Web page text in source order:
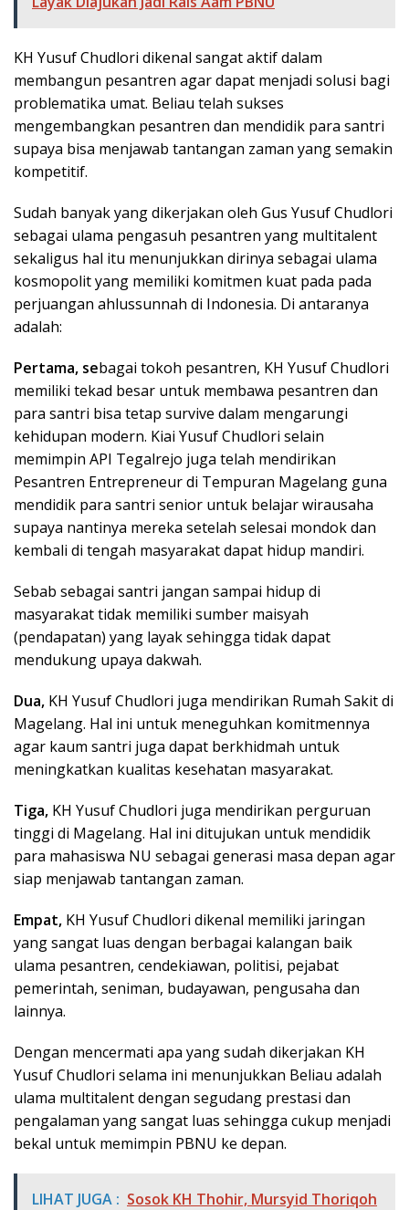
KH Yusuf Chudlori dikenal sangat aktif dalam
membangun pesantren agar dapat menjadi solusi bagi
problematika umat. Beliau telah sukses
mengembangkan pesantren dan mendidik para santri
supaya bisa menjawab tantangan zaman yang semakin
kompetitif.
Sudah banyak yang dikerjakan oleh Gus Yusuf Chudlori
sebagai ulama pengasuh pesantren yang multitalent
sekaligus hal itu menunjukkan dirinya sebagai ulama
kosmopolit yang memiliki komitmen kuat pada pada
perjuangan ahlussunnah di Indonesia. Di antaranya
adalah:
Pertama, sebagai tokoh pesantren, KH Yusuf Chudlori
memiliki tekad besar untuk membawa pesantren dan
para santri bisa tetap survive dalam mengarungi
kehidupan modern. Kiai Yusuf Chudlori selain
memimpin API Tegalrejo juga telah mendirikan
Pesantren Entrepreneur di Tempuran Magelang guna
mendidik para santri senior untuk belajar wirausaha
supaya nantinya mereka setelah selesai mondok dan
kembali di tengah masyarakat dapat hidup mandiri.
Sebab sebagai santri jangan sampai hidup di
masyarakat tidak memiliki sumber maisyah
(pendapatan) yang layak sehingga tidak dapat
mendukung upaya dakwah.
Dua, KH Yusuf Chudlori juga mendirikan Rumah Sakit di
Magelang. Hal ini untuk meneguhkan komitmennya
agar kaum santri juga dapat berkhidmah untuk
meningkatkan kualitas kesehatan masyarakat.
Tiga, KH Yusuf Chudlori juga mendirikan perguruan
tinggi di Magelang. Hal ini ditujukan untuk mendidik
para mahasiswa NU sebagai generasi masa depan agar
siap menjawab tantangan zaman.
Empat, KH Yusuf Chudlori dikenal memiliki jaringan
yang sangat luas dengan berbagai kalangan baik
ulama pesantren, cendekiawan, politisi, pejabat
pemerintah, seniman, budayawan, pengusaha dan
lainnya.
Dengan mencermati apa yang sudah dikerjakan KH
Yusuf Chudlori selama ini menunjukkan Beliau adalah
ulama multitalent dengan segudang prestasi dan
pengalaman yang sangat luas sehingga cukup menjadi
bekal untuk memimpin PBNU ke depan.
LIHAT JUGA : Sosok KH Thohir, Mursyid Thoriqoh